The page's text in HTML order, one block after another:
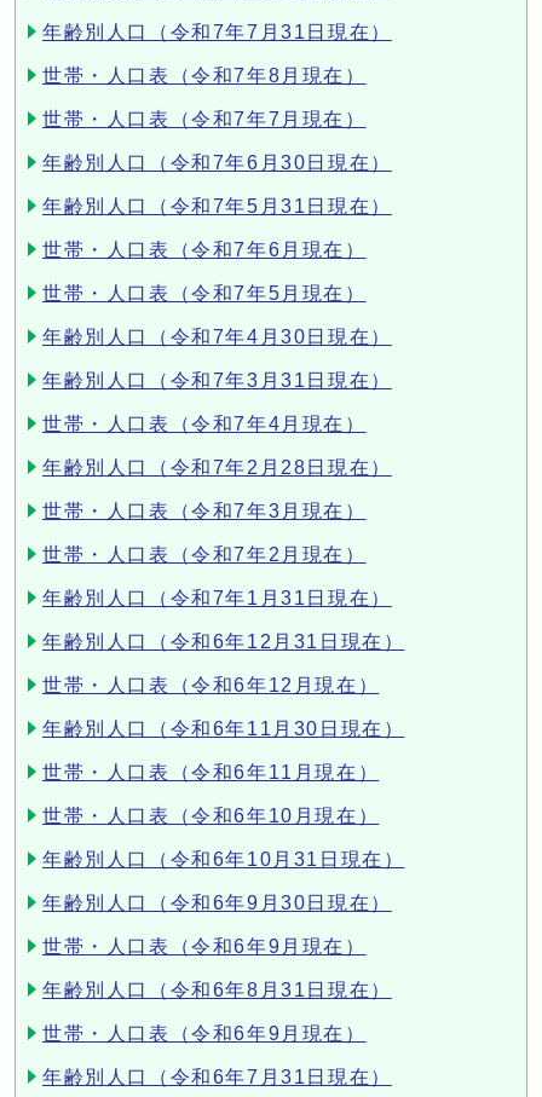
年齢別人口（令和7年7月31日現在）
世帯・人口表（令和7年8月現在）
世帯・人口表（令和7年7月現在）
年齢別人口（令和7年6月30日現在）
年齢別人口（令和7年5月31日現在）
世帯・人口表（令和7年6月現在）
世帯・人口表（令和7年5月現在）
年齢別人口（令和7年4月30日現在）
年齢別人口（令和7年3月31日現在）
世帯・人口表（令和7年4月現在）
年齢別人口（令和7年2月28日現在）
世帯・人口表（令和7年3月現在）
世帯・人口表（令和7年2月現在）
年齢別人口（令和7年1月31日現在）
年齢別人口（令和6年12月31日現在）
世帯・人口表（令和6年12月現在）
年齢別人口（令和6年11月30日現在）
世帯・人口表（令和6年11月現在）
世帯・人口表（令和6年10月現在）
年齢別人口（令和6年10月31日現在）
年齢別人口（令和6年9月30日現在）
世帯・人口表（令和6年9月現在）
年齢別人口（令和6年8月31日現在）
世帯・人口表（令和6年9月現在）
年齢別人口（令和6年7月31日現在）